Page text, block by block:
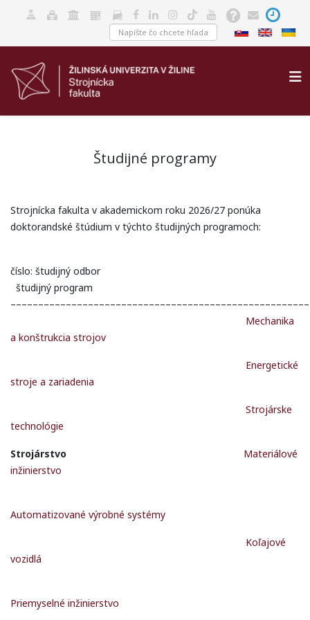
Študijné programy
Strojnícka fakulta v akademickom roku 2026/27 ponúka
doktorandské štúdium v týchto študijných programoch:
číslo: študijný odbor
študijný program
Mechanika
a konštrukcia strojov
Energetické
stroje a zariadenia
Strojárske
technológie
Strojárstvo
Materiálové
inžinierstvo
Automatizované výrobné systémy
Koľajové
vozidlá
Priemyselné inžinierstvo